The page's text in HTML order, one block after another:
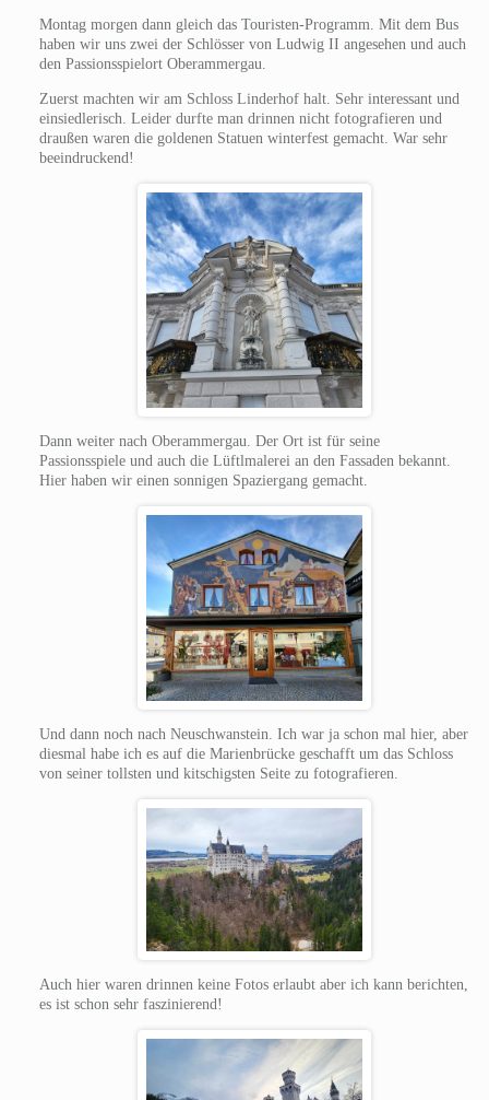
Montag morgen dann gleich das Touristen-Programm. Mit dem Bus
haben wir uns zwei der Schlösser von Ludwig II angesehen und auch
den Passionsspielort Oberammergau.
Zuerst machten wir am Schloss Linderhof halt. Sehr interessant und
einsiedlerisch. Leider durfte man drinnen nicht fotografieren und
draußen waren die goldenen Statuen winterfest gemacht. War sehr
beeindruckend!
Dann weiter nach Oberammergau. Der Ort ist für seine
Passionsspiele und auch die Lüftlmalerei an den Fassaden bekannt.
Hier haben wir einen sonnigen Spaziergang gemacht.
Und dann noch nach Neuschwanstein. Ich war ja schon mal hier, aber
diesmal habe ich es auf die Marienbrücke geschafft um das Schloss
von seiner tollsten und kitschigsten Seite zu fotografieren.
Auch hier waren drinnen keine Fotos erlaubt aber ich kann berichten,
es ist schon sehr faszinierend!